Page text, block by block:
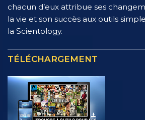
chacun d’eux attribue ses
la vie et son succès aux outils
la Scientology.
TÉLÉCHARGEMENT